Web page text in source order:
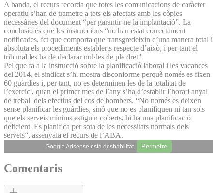
A banda, el recurs recorda que totes les comunicacions de caràcter
operatiu s’han de trametre a tots els afectats amb les còpies
necessàries del document “per garantir-ne la implantació”. La
conclusió és que les instruccions “no han estat correctament
notificades, fet que comporta que transgredeixin d’una manera total i
absoluta els procediments establerts respecte d’això, i per tant el
tribunal les ha de declarar nul·les de ple dret”.
Pel que fa a la instrucció sobre la planificació laboral i les vacances
del 2014, el sindicat s’hi mostra disconforme perquè només es fixen
60 guàrdies i, per tant, no es determinen les de la totalitat de
l’exercici, quan el primer mes de l’any s’ha d’establir l’horari anyal
de treball dels efectius del cos de bombers. “No només es deixen
sense planificar les guàrdies, sinó que no es planifiquen ni tan sols
que els serveis mínims estiguin coberts, hi ha una planificació
deficient. Es planifica per sota de les necessitats normals dels
serveis”, assenyala el recurs de l’ABA.
Google Adsense està deshabilitat. Permetre
Comentaris